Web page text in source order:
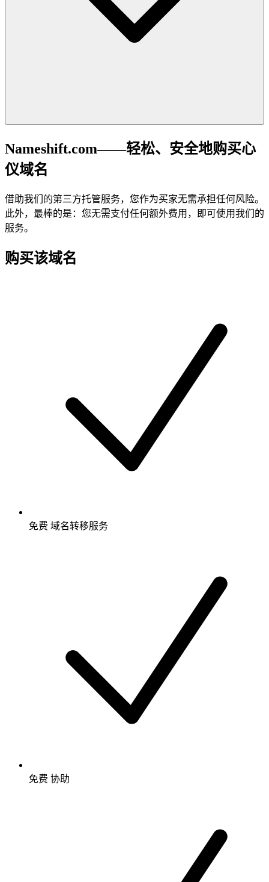
Nameshift.com——轻松、安全地购买心
仪域名
借助我们的第三方托管服务，您作为买家无需承担任何风险。
此外，最棒的是：您无需支付任何额外费用，即可使用我们的
服务。
购买该域名
免费 域名转移服务
免费 协助